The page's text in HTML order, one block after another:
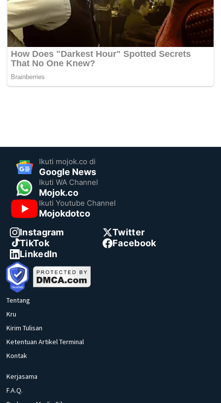
Ikuti mojok.co di
Google News
Ikuti WA Channel
Mojok.co
Ikuti Youtube Channel
Mojokdotco
Instagram
Twitter
TikTok
Facebook
LinkedIn
Tentang
Kru
Kirim Tulisan
Ketentuan Artikel Terminal
Kontak
Kerjasama
F.A.Q.